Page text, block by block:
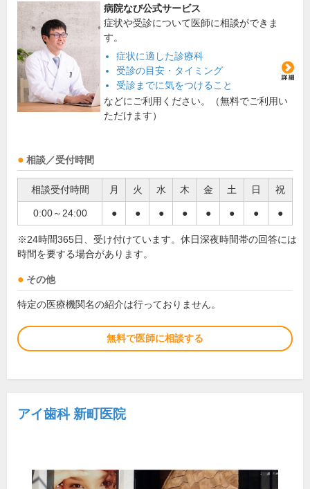
病院なび公式サービス
症状や受診について医師に相談ができま
す。
症状に適した診療科
受診の目安・タイミング
受診までに気をつけること
などにご利用ください。（無料でご利用い
ただけます）
相談／受付時間
相談受付時間 月 火 水 木 金 土 日 祝
0:00～24:00 ● ● ● ● ● ● ● ●
※24時間365日、受け付けています。休日深夜時間帯の回答には
時間を要する場合があります。
その他
特定の医療機関名の紹介は行っておりません。
無料で医師に相談する
アイ歯科 新町医院